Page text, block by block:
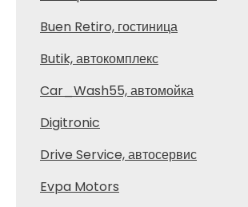
Buen Retiro, гостиница
Butik, автокомплекс
Car_Wash55, автомойка
Digitronic
Drive Service, автосервис
Evpa Motors